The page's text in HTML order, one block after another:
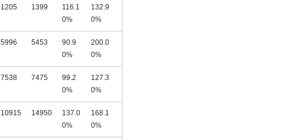
1205 1399
116.1
0%
132.9
0%
5996 5453
90.9
0%
200.0
0%
7538 7475
99.2
0%
127.3
0%
10915 14950
137.0
0%
168.1
0%